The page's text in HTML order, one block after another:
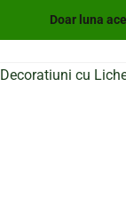
Doar luna
Decoratiuni cu